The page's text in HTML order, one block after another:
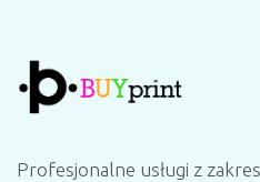
Profesjonalne usługi z